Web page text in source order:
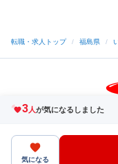
3人が気になるしました
転職・求人トップ / 福島県 /
気になる
中途採用をご検討の企業